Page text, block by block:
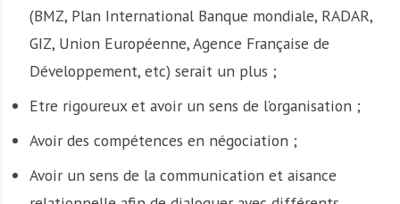
(BMZ, Plan International Banque mondiale, RADAR,
GIZ, Union Européenne, Agence Française de
Développement, etc) serait un plus ;
Etre rigoureux et avoir un sens de l’organisation ;
Avoir des compétences en négociation ;
Avoir un sens de la communication et aisance